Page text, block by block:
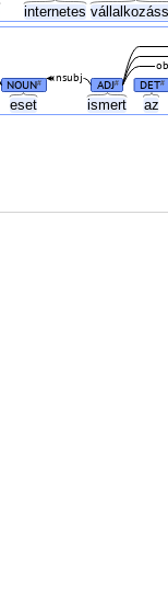
internetes
eset ismert az
NOUN# ADJ# DET#
nsubj